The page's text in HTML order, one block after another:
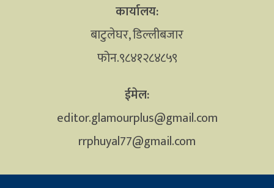
कार्यालय:
बाटुलेघर, डिल्लीबजार
फोन.९८४१२८४८५९
ईमेल:
editor.glamourplus@gmail.com
rrphuyal77@gmail.com